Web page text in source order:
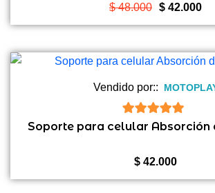
$48.000 El
precio
era:
$ 42.000El
Vendido por::
5de 5
Soporte para celular Absorción
$ 42.000